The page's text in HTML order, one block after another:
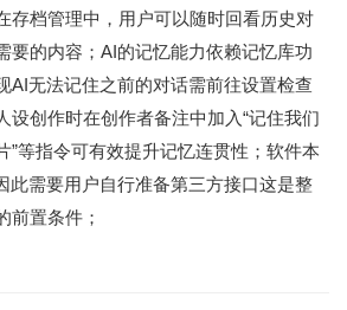
存档管理中，用户可以随时回看历史对
要的内容；AI的记忆能力依赖记忆库功
AI无法记住之前的对话需前往设置检查
设创作时在创作者备注中加入“记住我们
”等指令可有效提升记忆连贯性；软件本
此需要用户自行准备第三方接口这是整
前置条件；